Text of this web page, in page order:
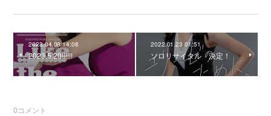
2023.04.08 14:08
2023.5.20!!!!!!
2022.01.23 01:51
ソロリサイタル 決定！
0コメント